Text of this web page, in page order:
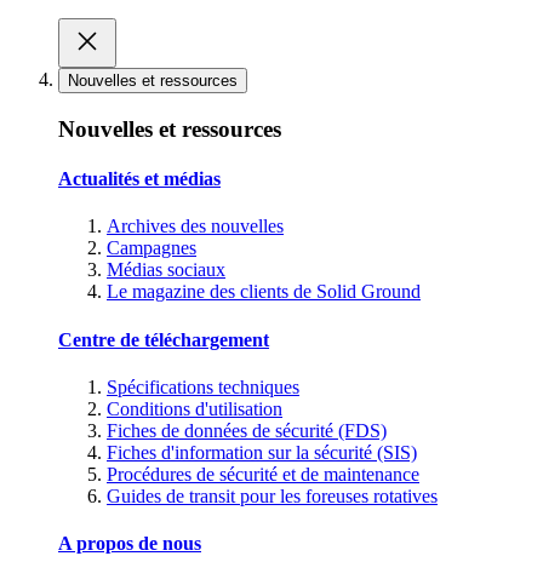
Nouvelles et ressources
Nouvelles et ressources
Actualités et médias
Archives des nouvelles
Campagnes
Médias sociaux
Le magazine des clients de Solid Ground
Centre de téléchargement
Spécifications techniques
Conditions d'utilisation
Fiches de données de sécurité (FDS)
Fiches d'information sur la sécurité (SIS)
Procédures de sécurité et de maintenance
Guides de transit pour les foreuses rotatives
A propos de nous